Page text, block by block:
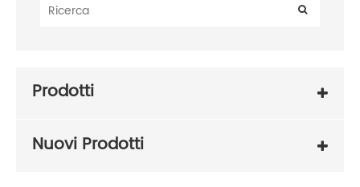
Prodotti
Nuovi Prodotti